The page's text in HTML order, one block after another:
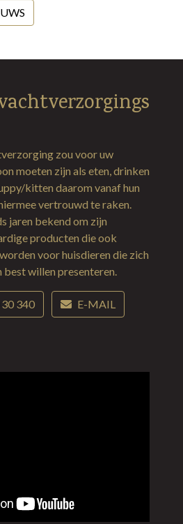
zou voor uw
moeten zijn als eten, drinken
kitten daarom vanaf hun
vertrouwd te raken.
jaren bekend om zijn
producten die ook
voor huisdieren die zich
best willen presenteren.
340 E-MAIL